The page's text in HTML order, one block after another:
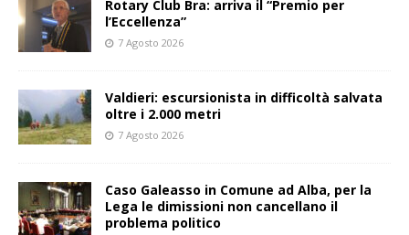
Rotary Club Bra: arriva il “Premio per
l’Eccellenza”
7 Agosto 2026
Valdieri: escursionista in difficoltà salvata
oltre i 2.000 metri
7 Agosto 2026
Caso Galeasso in Comune ad Alba, per la
Lega le dimissioni non cancellano il
problema politico